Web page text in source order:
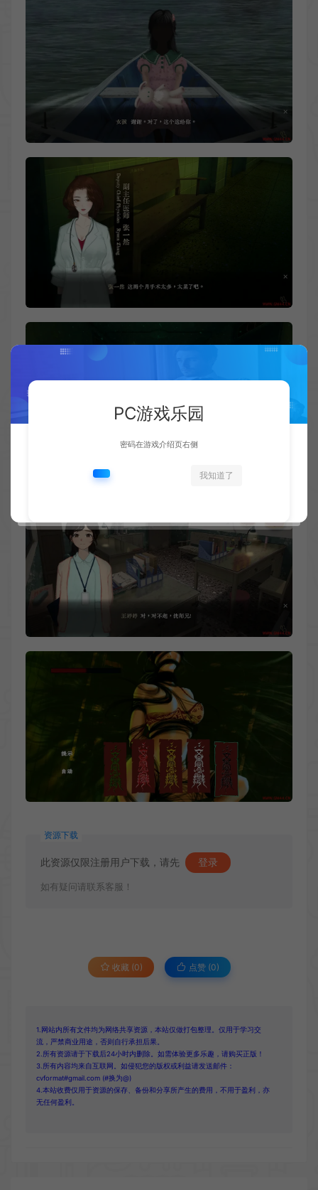
资源下载
此资源仅限注册用户下载，请先 登录
如有疑问请联系客服！
收藏 (0) 点赞 (0)
1.网站内所有文件均为网络共享资源，本站仅做打包整理。仅用于学习交
流，严禁商业用途，否则自行承担后果。
2.所有资源请于下载后24小时内删除。如需体验更多乐趣，请购买正版！
3.所有内容均来自互联网。如侵犯您的版权或利益请发送邮件：
cvformat#gmail.com (#换为@)
4.本站收费仅用于资源的保存、备份和分享所产生的费用，不用于盈利，亦
无任何盈利。
PC游戏乐园
密码在游戏介绍页右侧
我知道了